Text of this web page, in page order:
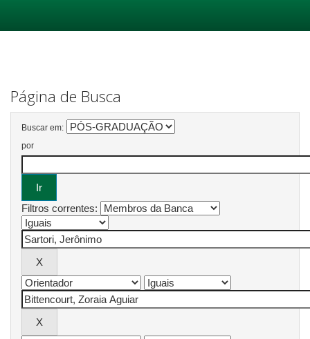
Página de Busca
Buscar em:
por
Filtros correntes: